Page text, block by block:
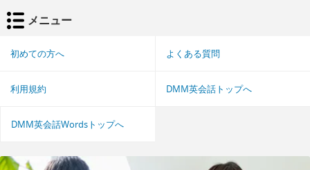
メニュー
初めての方へ よくある質問
利用規約 DMM英会話トップへ
DMM英会話Wordsトップへ